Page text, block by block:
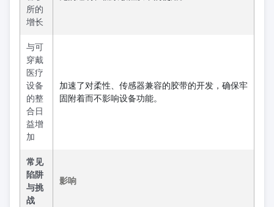
所的
增长
与可
穿戴
医疗
设备
的整
合日
益增
加
加速了对柔性、传感器兼容的胶带的开发，确保牢
固附着而不影响设备功能。
常见
陷阱
与挑
战
影响